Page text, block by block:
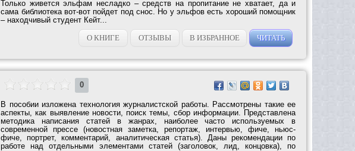
Только живется эльфам несладко – средств на пропитание не хватает, да и
сама библиотека вот-вот пойдет под снос. Но у эльфов есть хороший помощник
– находчивый студент Кейт...
О КНИГЕ
ОТЗЫВЫ В ИЗБРАННОЕ ЧИТАТЬ
0
В пособии изложена технология журналистской работы. Рассмотрены такие ее
аспекты, как выявление новости, поиск темы, сбор информации. Представлена
методика написания статей в жанрах, наиболее часто используемых в
современной прессе (новостная заметка, репортаж, интервью, фиче, ньюс-
фиче, портрет, комментарий, аналитическая статья). Даны рекомендации по
работе над отдельными элементами статей (заголовок, лид, концовка), по